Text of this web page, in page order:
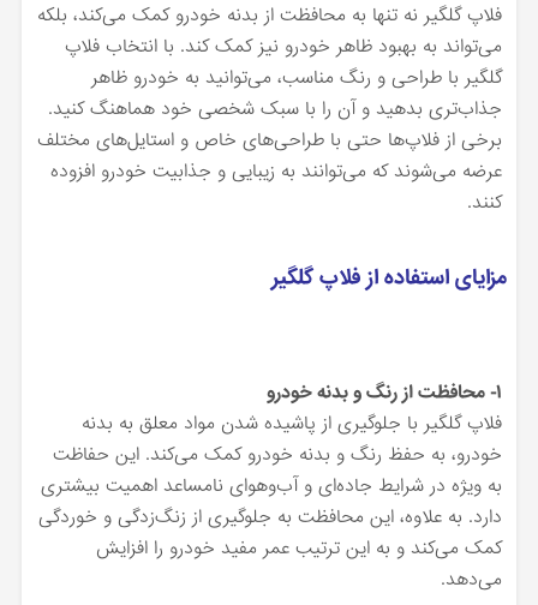
فلاپ گلگیر نه تنها به محافظت از بدنه خودرو کمک می‌کند، بلکه
می‌تواند به بهبود ظاهر خودرو نیز کمک کند. با انتخاب فلاپ
گلگیر با طراحی و رنگ مناسب، می‌توانید به خودرو ظاهر
جذاب‌تری بدهید و آن را با سبک شخصی خود هماهنگ کنید.
برخی از فلاپ‌ها حتی با طراحی‌های خاص و استایل‌های مختلف
عرضه می‌شوند که می‌توانند به زیبایی و جذابیت خودرو افزوده
کنند.
مزایای استفاده از فلاپ گلگیر
۱- محافظت از رنگ و بدنه خودرو
فلاپ گلگیر با جلوگیری از پاشیده شدن مواد معلق به بدنه
خودرو، به حفظ رنگ و بدنه خودرو کمک می‌کند. این حفاظت
به ویژه در شرایط جاده‌ای و آب‌وهوای نامساعد اهمیت بیشتری
دارد. به علاوه، این محافظت به جلوگیری از زنگ‌زدگی و خوردگی
کمک می‌کند و به این ترتیب عمر مفید خودرو را افزایش
می‌دهد.